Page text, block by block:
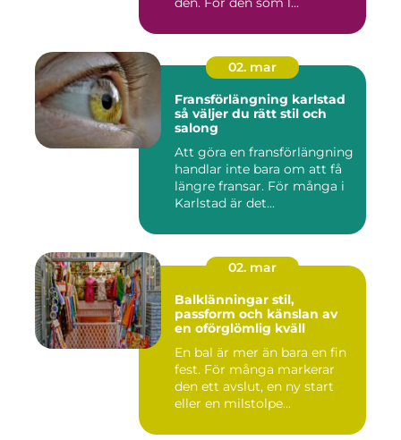
02. mar
Fransförlängning karlstad
så väljer du rätt stil och
salong
Att göra en fransförlängning
handlar inte bara om att få
längre fransar. För många i
Karlstad är det...
02. mar
Balklänningar stil,
passform och känslan av
en oförglömlig kväll
En bal är mer än bara en fin
fest. För många markerar
den ett avslut, en ny start
eller en milstolpe...